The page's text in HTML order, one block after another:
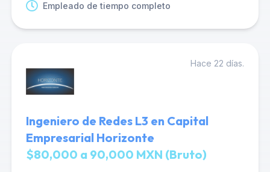
Empleado de tiempo completo
Hace 22 días.
Ingeniero de Redes L3 en Capital
Empresarial Horizonte
$80,000 a 90,000 MXN (Bruto)